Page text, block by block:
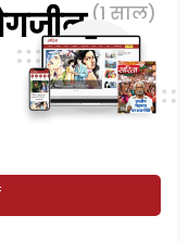
(1 साल)